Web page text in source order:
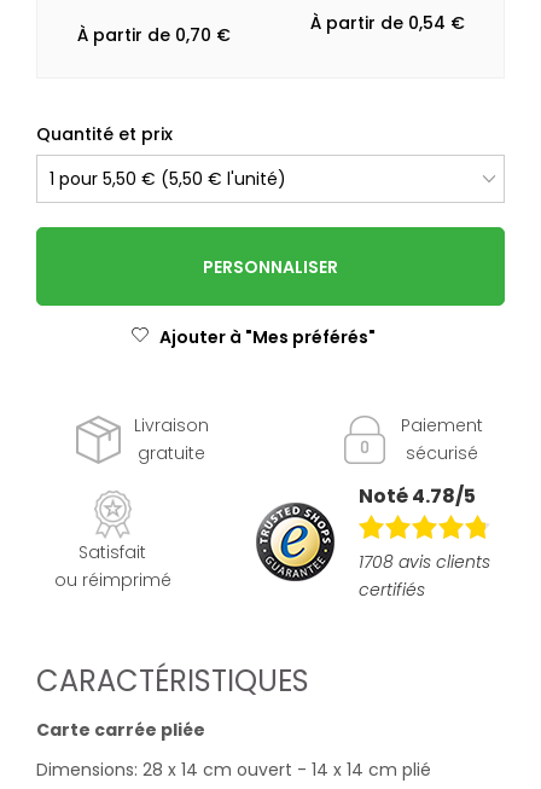
À partir de 0,70 €
À partir de 0,54 €
Quantité et prix
PERSONNALISER
Ajouter à "Mes préférés"
Livraison
gratuite
Paiement
sécurisé
Satisfait
ou réimprimé
Noté 4.78/5
1708 avis clients
certifiés
CARACTÉRISTIQUES
Carte carrée pliée
Dimensions: 28 x 14 cm ouvert - 14 x 14 cm plié